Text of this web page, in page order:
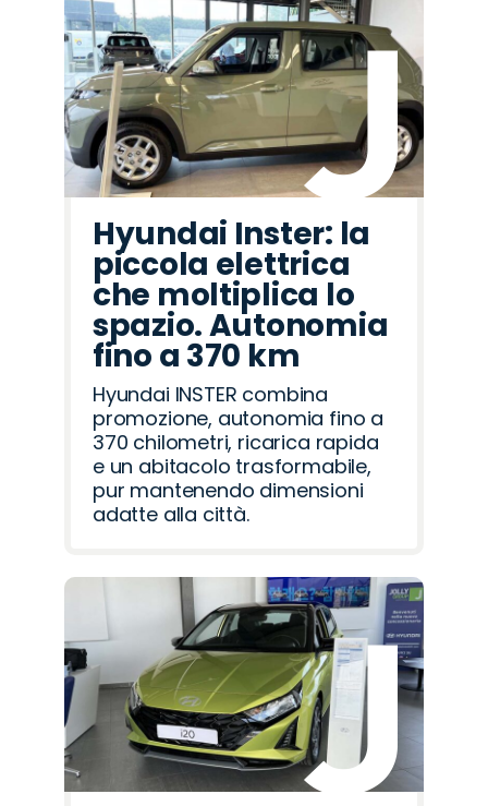
Hyundai Inster: la
piccola elettrica
che moltiplica lo
spazio. Autonomia
fino a 370 km
Hyundai INSTER combina
promozione, autonomia fino a
370 chilometri, ricarica rapida
e un abitacolo trasformabile,
pur mantenendo dimensioni
adatte alla città.